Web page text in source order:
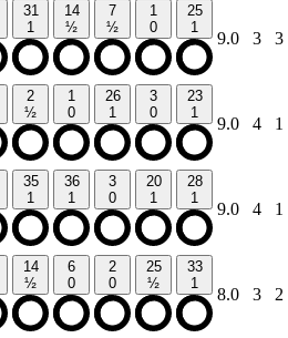
31
1
14
½
7
½
1
0
25
1
9.0 3 3
2
½
1
0
26
1
3
0
23
1
9.0 4 1
35
1
36
1
3
0
20
1
28
1
9.0 4 1
14
½
6
0
2
0
25
½
33
1
8.0 3 2